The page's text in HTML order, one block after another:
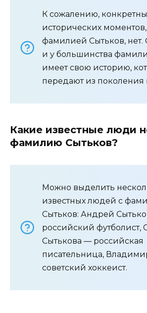
К сожалению,
исторических
фамилией Сытьков, нет.
и у большинства
имеет свою историю,
передают из поколения
Какие известные люди
фамилию Сытьков?
Можно выделить
известных людей с
Сытьков: Андрей
российский футболист,
Сытькова — российская
писательница,
советский хоккеист.